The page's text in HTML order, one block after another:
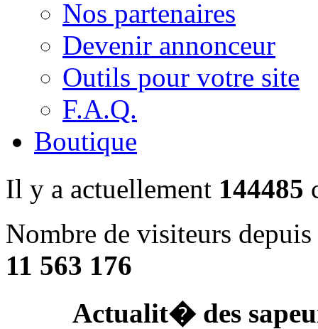
Nos partenaires
Devenir annonceur
Outils pour votre site
F.A.Q.
Boutique
Il y a actuellement 144485
Nombre de visiteurs
11 563 176
Actualit� des